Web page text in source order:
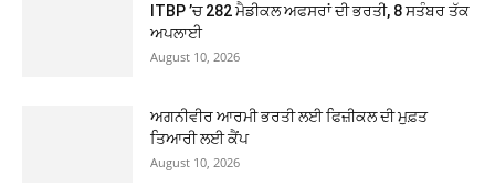
ITBP ’ਚ 282 ਮੈਡੀਕਲ ਅਫਸਰਾਂ ਦੀ ਭਰਤੀ, 8 ਸਤੰਬਰ ਤੱਕ
ਅਪਲਾਈ
August 10, 2026
ਅਗਨੀਵੀਰ ਆਰਮੀ ਭਰਤੀ ਲਈ ਫਿਜ਼ੀਕਲ ਦੀ ਮੁਫ਼ਤ
ਤਿਆਰੀ ਲਈ ਕੈਂਪ
August 10, 2026